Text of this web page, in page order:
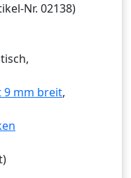
Nr. 02138)
9 mm breit,